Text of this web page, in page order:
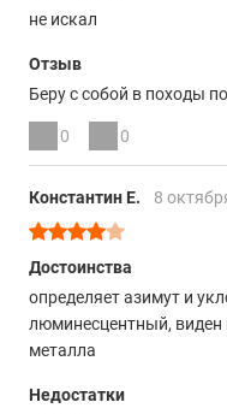
не искал
Отзыв
Беру с собой в походы
0 0
Константин Е. 8
Достоинства
определяет азимут и
люминесцентный, виден
металла
Недостатки